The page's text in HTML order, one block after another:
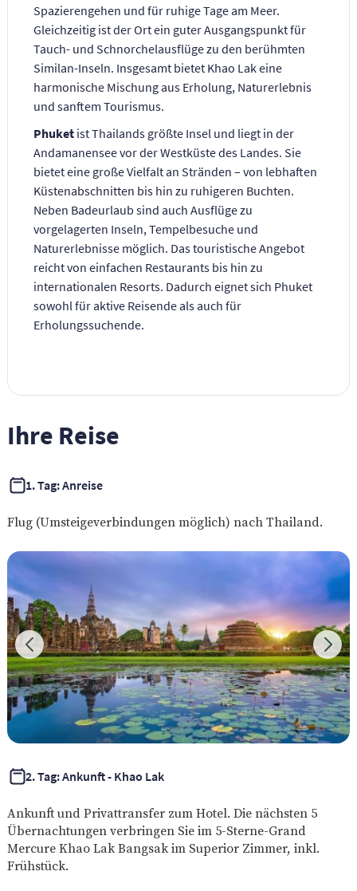
Spazierengehen und für ruhige Tage am Meer.
Gleichzeitig ist der Ort ein guter Ausgangspunkt für
Tauch- und Schnorchelausflüge zu den berühmten
Similan-Inseln. Insgesamt bietet Khao Lak eine
harmonische Mischung aus Erholung, Naturerlebnis
und sanftem Tourismus.
Phuketist Thailands größte Insel und liegt in der
Andamanensee vor der Westküste des Landes. Sie
bietet eine große Vielfalt an Stränden – von lebhaften
Küstenabschnitten bis hin zu ruhigeren Buchten.
Neben Badeurlaub sind auch Ausflüge zu
vorgelagerten Inseln, Tempelbesuche und
Naturerlebnisse möglich. Das touristische Angebot
reicht von einfachen Restaurants bis hin zu
internationalen Resorts. Dadurch eignet sich Phuket
sowohl für aktive Reisende als auch für
Erholungssuchende.
Ihre Reise
1. Tag: Anreise
Flug (Umsteigeverbindungen möglich) nach Thailand.
2. Tag: Ankunft - Khao Lak
Ankunft und Privattransfer zum Hotel. Die nächsten 5
Übernachtungen verbringen Sie im 5-Sterne-Grand
Mercure Khao Lak Bangsak im Superior Zimmer, inkl.
Frühstück.